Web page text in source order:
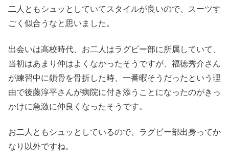
二人ともシュッとしていてスタイルが良いので、スーツす
ごく似合うなと思いました。
出会いは高校時代、お二人はラグビー部に所属していて、
当初はあまり仲はよくなかったそうですが、福徳秀介さん
が練習中に鎖骨を骨折した時、一番暇そうだったという理
由で後藤淳平さんが病院に付き添うことになったのがきっ
かけに急激に仲良くなったそうです。
お二人ともシュッとしているので、ラグビー部出身ってか
なり以外ですね。